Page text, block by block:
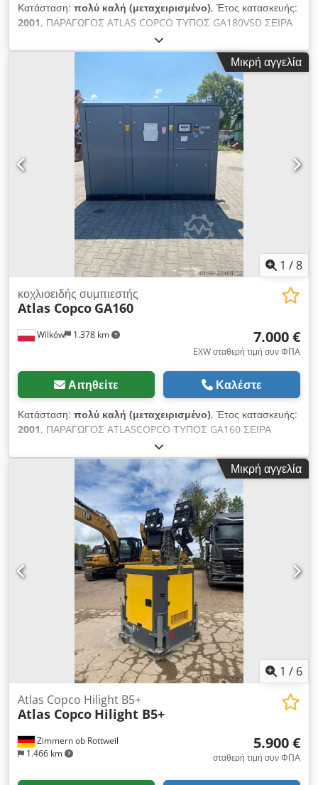
Κατάσταση: πολύ καλή (μεταχειρισμένο), Έτος κατασκευής:
2001, ΠΑΡΑΓΩΓΟΣ ATLAS COPCO ΤΥΠΟΣ GA180VSD ΣΕΙΡΑ
AIF072891 ΕΤΟΣ 2001 ΙΣΧΥΣ (kW) 181 ΠΑΡΟΧΗ (m3/λεπτό)
ΠΙΕΣΗ (bar) 12.50 ΩΡΕΣ ΛΕΙΤΟΥΡΓΙΑΣ (ΣΥΝΤΗΡΗΣΗΣ/
ΣΥΝΟΛΙΚΕΣ) 85719 ΜΕ ΜΕΤΑΤΡΟΠΕΑ ΣΥΧΝΟΤΗΤΑΣ ναι
ΕΝΣΩΜΑΤΩΜΕΝΟΣ ΑΠΟΥΔΑΤΩΤΗΣ όχι ΑΝΤΑΛΛΑΚΤΗΣ
ΘΕΡΜΟΤΗΤΑΣ όχι ΨΥΚΟΜΕΝΟ ΜΕ (ΑΕΡΑ/ΝΕΡΟ) αέρα ΣΤΟ
ΔΕΞΑΜΕΝΗ όχι ΕΓΓΡΑΦΑ όχι Dkodpfxezq An Ne Am Der
ΣΥΝΔΕΣΗ 2 1/2 ΚΑΙΝΟΥΡΓΙΟ/ΜΕΤΑΧΕΙΡΙΣΜΕΝΟ
ΜΕΤΑΧΕΙΡΙΣΜΕΝΟ
Μικρή αγγελία
1 /8
Wilków 1.378 km
κοχλιοειδής συμπιεστής
Atlas Copco GA160
7.000 €
EXW σταθερή τιμή συν ΦΠΑ
Αιτηθείτε Καλέστε
Κατάσταση: πολύ καλή (μεταχειρισμένο), Έτος κατασκευής:
2001, ΠΑΡΑΓΩΓΟΣ ATLASCOPCO ΤΥΠΟΣ GA160 ΣΕΙΡΑ
AIF072890 ΕΤΟΣ 2001 ΙΣΧΥΣ (kW) 167 Dsdpfx Aszq Afuom
Dokr ΠΑΡΑΓΩΓΗ (m3/λεπτό) 21 ΠΙΕΣΗ (bar) 8.5 ΩΡΕΣ
ΛΕΙΤΟΥΡΓΙΑΣ (ΣΥΝΟΛΙΚΕΣ/ΣΥΝΤΗΡΗΣΗΣ) ΜΕΤΑΤΡΟΠΕΑΣ
όχι ΕΝΣΩΜΑΤΩΜΕΝΟΣ ΑΠΟΥΜΗΚΤΗΣ όχι ΑΝΤΑΛΛΑΚΤΗΣ
ΘΕΡΜΟΤΗΤΑΣ όχι ΨΥΚΤΙΚΟ ΜΕΣΟ (ΑΕΡΑΣ/ΝΕΡΟ) αέρας
ΣΤΟ ΔΕΞΑΜΕΝΙΟ όχι ΕΓΓΡΑΦΑ όχι ΣΥΝΔΕΣΕΙΣ 3
ΚΑΙΝΟΥΡΓΙΟ/ΜΕΤΑΧΕΙΡΙΣΜΕΝΟ ΜΕΤΑΧΕΙΡΙΣΜΕΝΟ
Μικρή αγγελία
1 / 6
Zimmern ob Rottweil
1.466 km
Atlas Copco Hilight B5+
Atlas Copco Hilight B5+
5.900 €
σταθερή τιμή συν ΦΠΑ